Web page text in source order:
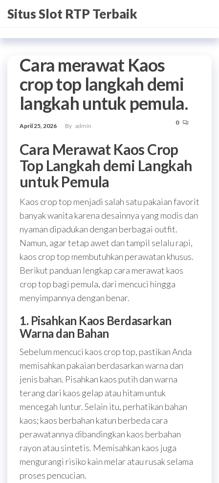
toSitus Slot RTP Terbaik
Cara merawat Kaos
crop top langkah demi
langkah untuk pemula.
April 25, 2026 By admin 0
Cara Merawat Kaos Crop
Top Langkah demi Langkah
untuk Pemula
Kaos crop top menjadi salah satu pakaian favorit
banyak wanita karena desainnya yang modis dan
nyaman dipadukan dengan berbagai outfit.
Namun, agar tetap awet dan tampil selalu rapi,
kaos crop top membutuhkan perawatan khusus.
Berikut panduan lengkap cara merawat kaos
crop top bagi pemula, dari mencuci hingga
menyimpannya dengan benar.
1. Pisahkan Kaos Berdasarkan
Warna dan Bahan
Sebelum mencuci kaos crop top, pastikan Anda
memisahkan pakaian berdasarkan warna dan
jenis bahan. Pisahkan kaos putih dan warna
terang dari kaos gelap atau hitam untuk
mencegah luntur. Selain itu, perhatikan bahan
kaos; kaos berbahan katun berbeda cara
perawatannya dibandingkan kaos berbahan
rayon atau sintetis. Memisahkan kaos juga
mengurangi risiko kain melar atau rusak selama
proses pencucian.